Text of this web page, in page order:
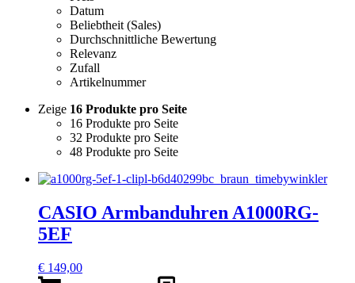
Datum
Beliebtheit (Sales)
Durchschnittliche Bewertung
Relevanz
Zufall
Artikelnummer
Zeige 16 Produkte pro Seite
16 Produkte pro Seite
32 Produkte pro Seite
48 Produkte pro Seite
CASIO Armbanduhren A1000RG-
5EF
€ 149,00